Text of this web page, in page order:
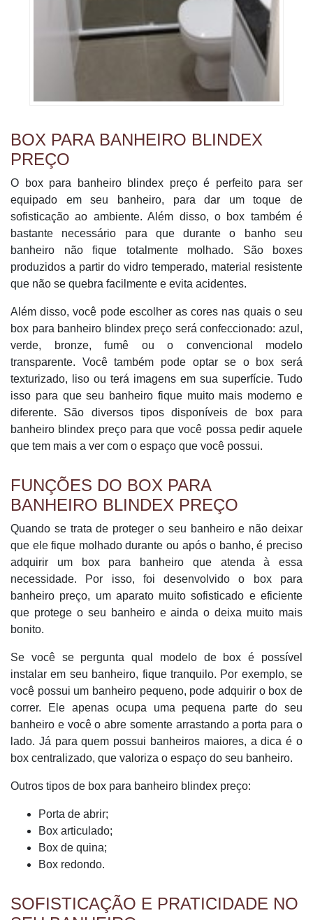
BOX PARA BANHEIRO BLINDEX
PREÇO
O box para banheiro blindex preço é perfeito para ser
equipado em seu banheiro, para dar um toque de
sofisticação ao ambiente. Além disso, o box também é
bastante necessário para que durante o banho seu
banheiro não fique totalmente molhado. São boxes
produzidos a partir do vidro temperado, material resistente
que não se quebra facilmente e evita acidentes.
Além disso, você pode escolher as cores nas quais o seu
box para banheiro blindex preço será confeccionado: azul,
verde, bronze, fumê ou o convencional modelo
transparente. Você também pode optar se o box será
texturizado, liso ou terá imagens em sua superfície. Tudo
isso para que seu banheiro fique muito mais moderno e
diferente. São diversos tipos disponíveis de box para
banheiro blindex preço para que você possa pedir aquele
que tem mais a ver com o espaço que você possui.
FUNÇÕES DO BOX PARA
BANHEIRO BLINDEX PREÇO
Quando se trata de proteger o seu banheiro e não deixar
que ele fique molhado durante ou após o banho, é preciso
adquirir um box para banheiro que atenda à essa
necessidade. Por isso, foi desenvolvido o box para
banheiro preço, um aparato muito sofisticado e eficiente
que protege o seu banheiro e ainda o deixa muito mais
bonito.
Se você se pergunta qual modelo de box é possível
instalar em seu banheiro, fique tranquilo. Por exemplo, se
você possui um banheiro pequeno, pode adquirir o box de
correr. Ele apenas ocupa uma pequena parte do seu
banheiro e você o abre somente arrastando a porta para o
lado. Já para quem possui banheiros maiores, a dica é o
box centralizado, que valoriza o espaço do seu banheiro.
Outros tipos de box para banheiro blindex preço:
Porta de abrir;
Box articulado;
Box de quina;
Box redondo.
SOFISTICAÇÃO E PRATICIDADE NO